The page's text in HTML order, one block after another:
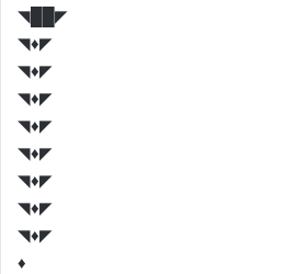
◥██◤
◥♦️◤
◥♦️◤
◥♦️◤
◥♦️◤
◥♦️◤
◥♦️◤
◥♦️◤
◥♦️◤
♦️